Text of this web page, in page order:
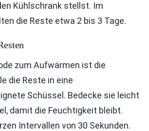
Kühlschrank stellst. Im
die Reste etwa 2 bis 3 Tage.
zum Aufwärmen ist die
die Reste in eine
Schüssel. Bedecke sie leicht
damit die Feuchtigkeit bleibt.
Intervallen von 30 Sekunden.